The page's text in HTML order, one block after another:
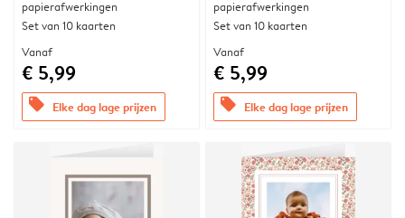
papierafwerkingen
Set van 10 kaarten
Vanaf
€ 5,99
offers Elke dag lage prijzen
papierafwerkingen
Set van 10 kaarten
Vanaf
€ 5,99
offers Elke dag lage prijzen